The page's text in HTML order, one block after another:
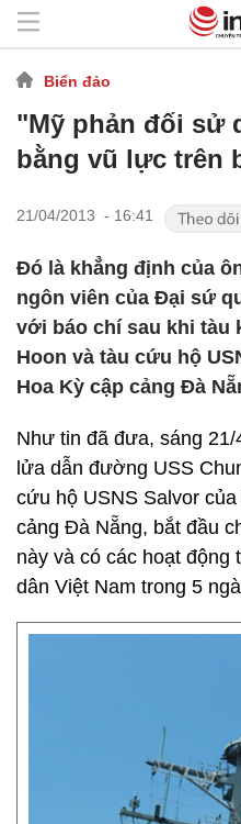
Biển đảo
"Mỹ phản đối sử
bằng vũ lực trên
21/04/2013 - 16:41
Đó là khẳng định của
ngôn viên của Đại sứ
với báo chí sau khi tàu
Hoon và tàu cứu hộ
Hoa Kỳ cập cảng Đà
Như tin đã đưa, sáng
lửa dẫn đường USS
cứu hộ USNS Salvor
cảng Đà Nẵng, bắt đầu
này và có các hoạt động
dân Việt Nam trong 5